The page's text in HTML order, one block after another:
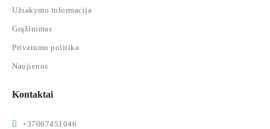
Užsakymo informacija
Grąžinimas
Privatumo politika
Naujienos
Kontaktai
+37067451046